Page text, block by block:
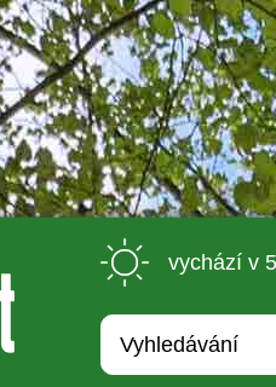
vychází v